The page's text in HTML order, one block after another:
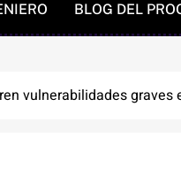
BLOG DEL
vulnerabilidades graves